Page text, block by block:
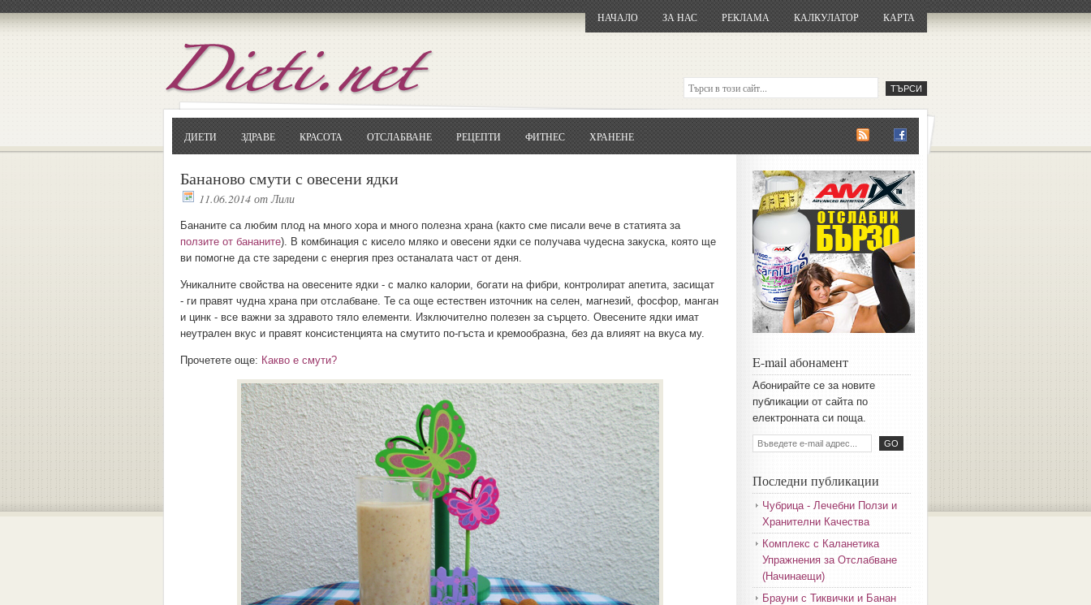
НАЧАЛО ЗА НАС РЕКЛАМА КАЛКУЛАТОР КАРТА
ДИЕТИ ЗДРАВЕ КРАСОТА ОТСЛАБВАНЕ РЕЦЕПТИ ФИТНЕС ХРАНЕНЕ
Бананово смути с овесени ядки
11.06.2014 отЛили
Бананите са любим плод на много хора и много полезна храна (както сме писали вече в статията за
ползите от бананите). В комбинация с кисело мляко и овесени ядки се получава чудесна закуска, която ще
ви помогне да сте заредени с енергия през останалата част от деня.
Уникалните свойства на овесените ядки - с малко калории, богати на фибри, контролират апетита, засищат
- ги правят чудна храна при отслабване. Те са още естествен източник на селен, магнезий, фосфор, манган
и цинк - все важни за здравото тяло елементи. Изключително полезен за сърцето. Овесените ядки имат
неутрален вкус и правят консистенцията на смутито по-гъста и кремообразна, без да влияят на вкуса му.
Прочетете още: Какво е смути? E-mail абонамент
Aбoниpaйтe ce зa нoвитe
пyбликaции oт caйтa пo
eлeктpoннaтa cи пoщa.
Последни публикации
Чубрица - Лечебни Ползи и
Хранителни Качества
Комплекс с Каланетика
Упражнения за Отслабване
(Начинаещи)
Брауни с Тиквички и Банан
ОтворетеGoogle.bg
... и я въведете в полето:
Сваляне